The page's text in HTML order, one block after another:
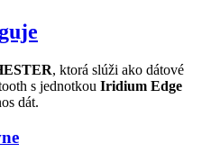
, ktorá slúži ako dátové
s jednotkou Iridium Edge
dát.